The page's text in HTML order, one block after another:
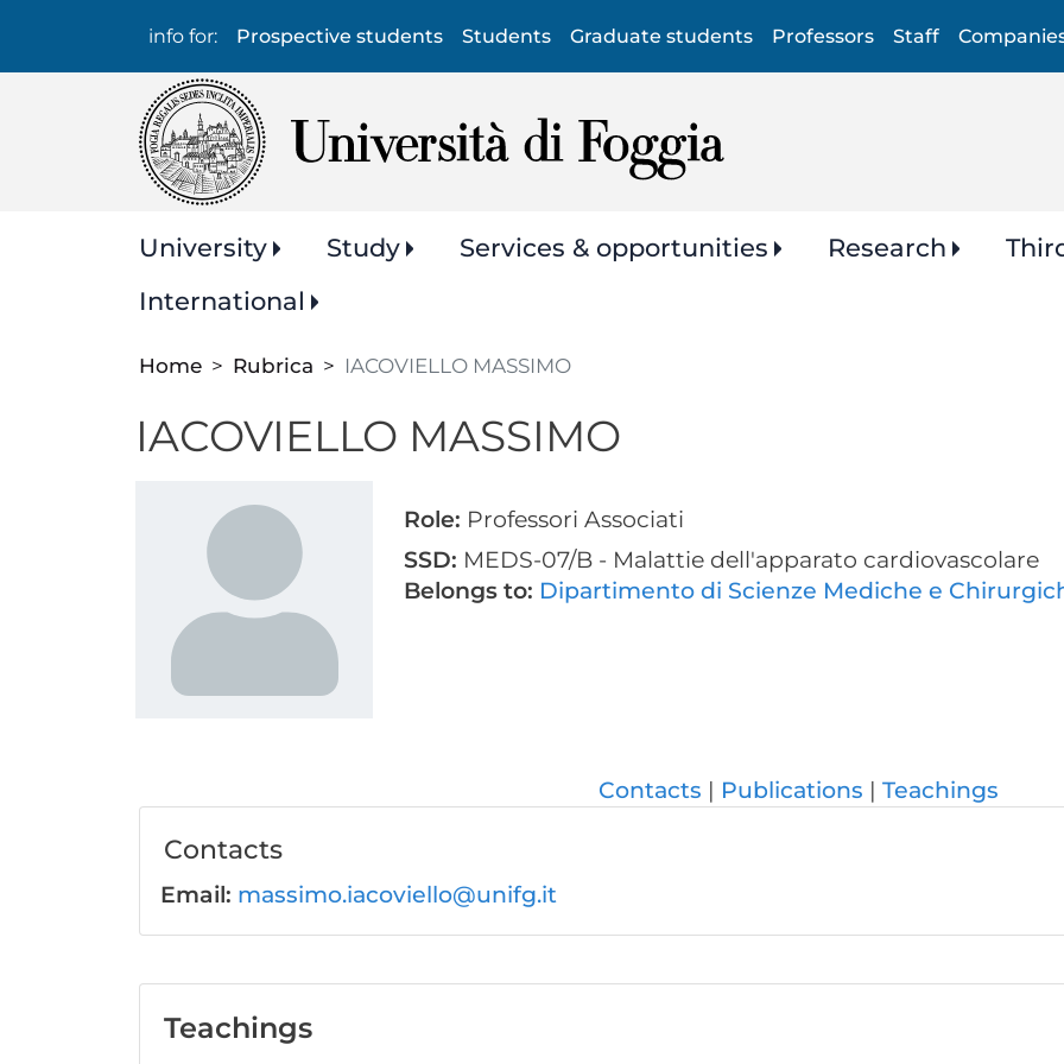
Info
per:
info for: Prospective students Students Graduate students Professors Staff
Navigazione
principale
University Study Services & opportunities Research
International
Home Rubrica IACOVIELLO MASSIMO
IACOVIELLO MASSIMO
Role: Professori Associati
SSD: MEDS-07/B - Malattie dell'apparato cardiovascolare
Belongs to: Dipartimento di Scienze Mediche e
Contacts Publications Teachings
Contacts
Email: massimo.iacoviello@unifg.it
Teachings